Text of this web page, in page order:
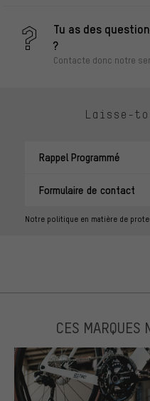
Tu as des
?
Contacte donc notre
Laisse-
Rappel Programmé
Formulaire de contact
Notre politique en matière de
CES MARQUES